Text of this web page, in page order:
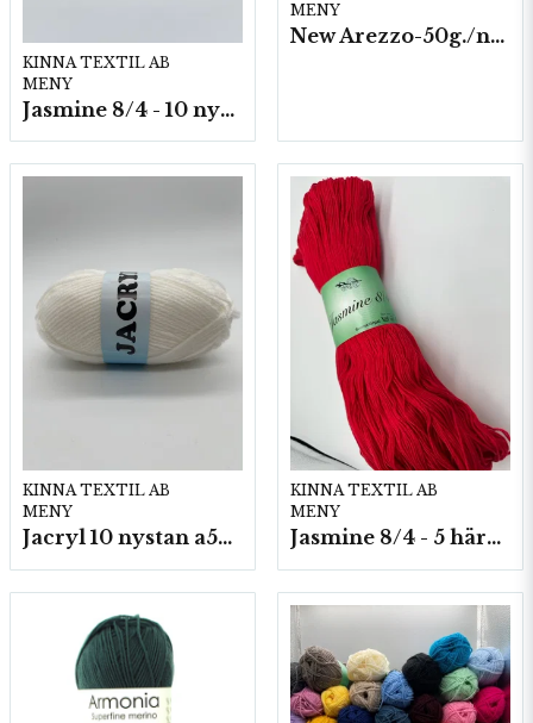
KINNA TEXTIL AB
MENY
Jasmine 8/4 - 10 nystan a50g./fp.
MENY
New Arezzo-50g./nyst. 10 st/fp.
KINNA TEXTIL AB
MENY
Jacryl 10 nystan a50g./fp.
KINNA TEXTIL AB
MENY
Jasmine 8/4 - 5 härvor a200g./fp.